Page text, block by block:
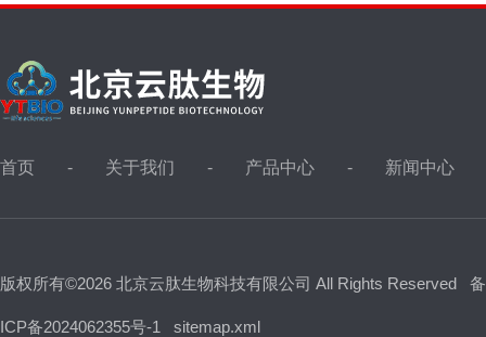
首页 关于我们 产品中心 新闻中心
版权所有©2026 北京云肽生物科技有限公司 All Rights Reserved
ICP备2024062355号-1 sitemap.xml